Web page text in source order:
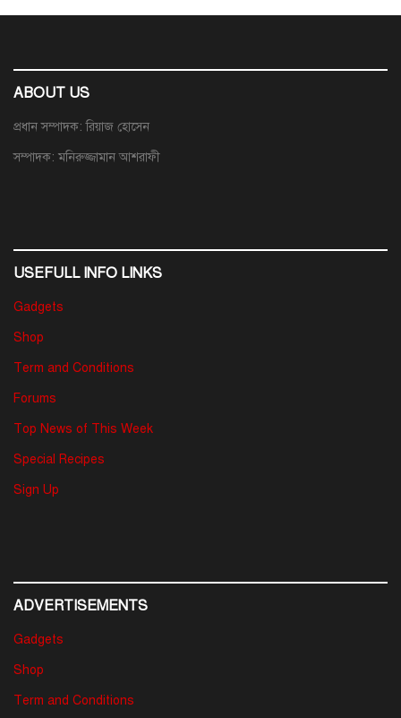
ABOUT US
প্রধান সম্পাদক: রিয়াজ হোসেন
সম্পাদক: মনিরুজ্জামান আশরাফী
USEFULL INFO LINKS
Gadgets
Shop
Term and Conditions
Forums
Top News of This Week
Special Recipes
Sign Up
ADVERTISEMENTS
Gadgets
Shop
Term and Conditions